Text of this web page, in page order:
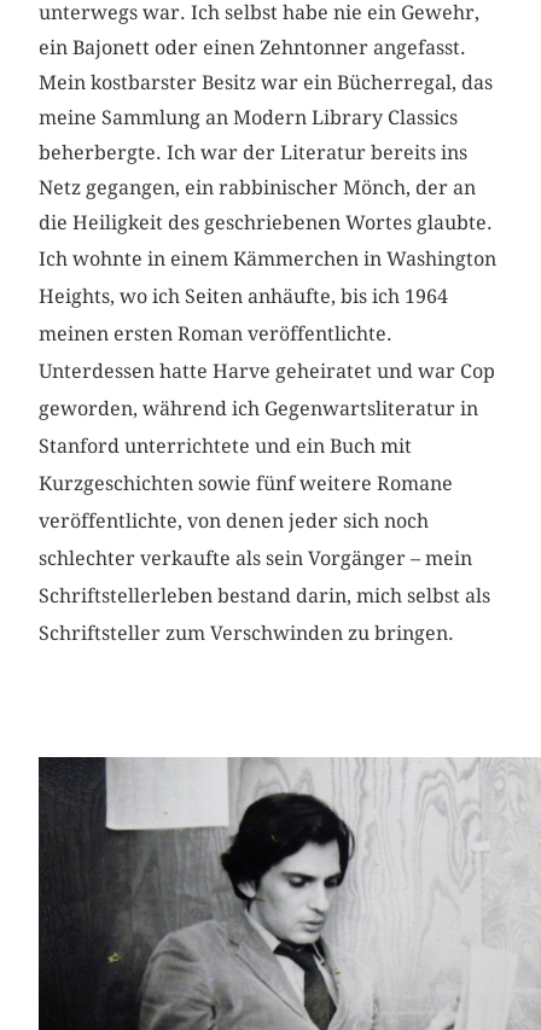
unterwegs war. Ich selbst habe nie ein Gewehr,
ein Bajonett oder einen Zehntonner angefasst.
Mein kostbarster Besitz war ein Bücherregal, das
meine Sammlung an Modern Library Classics
beherbergte. Ich war der Literatur bereits ins
Netz gegangen, ein rabbinischer Mönch, der an
die Heiligkeit des geschriebenen Wortes glaubte.
Ich wohnte in einem Kämmerchen in Washington
Heights, wo ich Seiten anhäufte, bis ich 1964
meinen ersten Roman veröffentlichte.
Unterdessen hatte Harve geheiratet und war Cop
geworden, während ich Gegenwartsliteratur in
Stanford unterrichtete und ein Buch mit
Kurzgeschichten sowie fünf weitere Romane
veröffentlichte, von denen jeder sich noch
schlechter verkaufte als sein Vorgänger – mein
Schriftstellerleben bestand darin, mich selbst als
Schriftsteller zum Verschwinden zu bringen.